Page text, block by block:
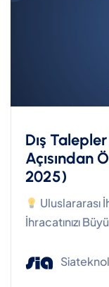
Dış
Açısından
2025)
Uluslararası
İhracatınızı